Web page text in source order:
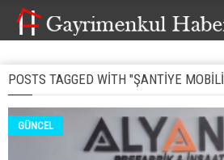
POSTS TAGGED WITH "ŞANTIYE
GÜNCEL